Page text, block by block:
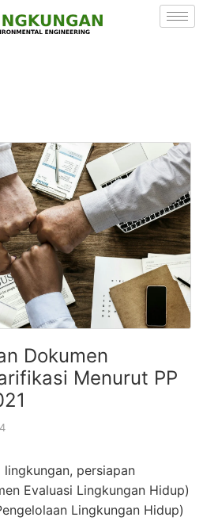
Dokumen
Menurut PP
persiapan
Evaluasi Lingkungan Hidup)
Lingkungan Hidup)